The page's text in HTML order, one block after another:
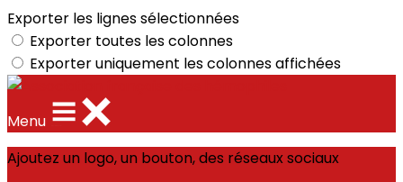
Exporter les lignes sélectionnées
Exporter toutes les colonnes
Exporter uniquement les colonnes affichées
Menu
Ajoutez un logo, un bouton, des réseaux sociaux